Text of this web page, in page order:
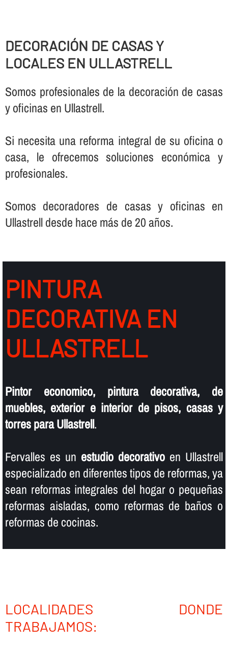
DECORACIÓN DE CASAS Y
LOCALES EN ULLASTRELL
Somos profesionales de la decoración de casas
y oficinas en Ullastrell.
Si necesita una reforma integral de su oficina o
casa, le ofrecemos soluciones económica y
profesionales.
Somos decoradores de casas y oficinas en
Ullastrell desde hace más de 20 años.
PINTURA
DECORATIVA EN
ULLASTRELL
Pintor economico, pintura decorativa, de
muebles, exterior e interior de pisos, casas y
torres para Ullastrell.
Fervalles es un estudio decorativo en Ullastrell
especializado en diferentes tipos de reformas, ya
sean reformas integrales del hogar o pequeñas
reformas aisladas, como reformas de baños o
reformas de cocinas.
LOCALIDADES DONDE
TRABAJAMOS: